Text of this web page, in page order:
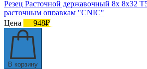
Резец Расточной державочный 8х 8х32
расточным оправкам "CNIC"
Цена
948₽
В корзину